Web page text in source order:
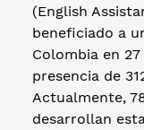
(English
beneficiado a
Colombia en
presencia de
Actualmente,
desarrollan